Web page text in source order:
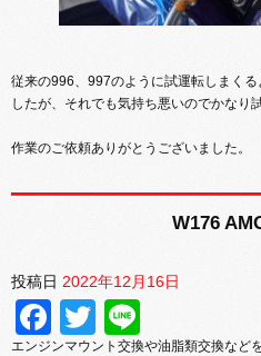
従来の996、997のように試運転しまく
したが、それでも気持ち悪いのでかなり
作業のご依頼ありがとうございました。
W176
投稿日 2022年12月16日
Facebook
Twitter
エンジンマウント交換や油脂類交換など